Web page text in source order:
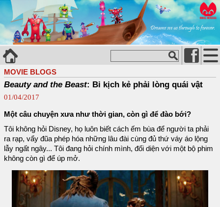
MOVIE BLOGS
Beauty and the Beast: Bi kịch kẻ phải lòng quái vật
01/04/2017
Một câu chuyện xưa như thời gian, còn gì để đào bới?
Tôi không hỏi Disney, họ luôn biết cách ếm bùa để người ta phải
ra rạp, vẩy đũa phép hóa những lâu đài cùng đủ thứ váy áo lộng
lẫy ngất ngây... Tôi đang hỏi chính mình, đối diện với một bộ phim
không còn gì để úp mở.